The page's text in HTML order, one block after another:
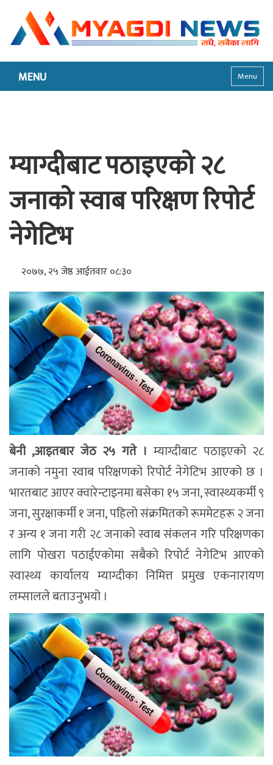
MENU Menu
म्याग्दीबाट पठाइएको २८
जनाको स्वाब परिक्षण रिपोर्ट
नेगेटिभ
२०७७, २५ जेष्ठ आईतवार ०८:३०
बेनी ,आइतबार जेठ २५ गते । म्याग्दीबाट पठाइएको २८
जनाको नमुना स्वाब परिक्षणको रिपोर्ट नेगेटिभ आएको छ ।
भारतबाट आएर क्वारेन्टाइनमा बसेका १५ जना, स्वास्थ्यकर्मी ९
जना, सुरक्षाकर्मी १ जना, पहिलो संक्रमितको रूममेटहरू २ जना
र अन्य १ जना गरी २८ जनाको स्वाब संंकलन गरि परिक्षणका
लागि पोखरा पठाईएकोमा सबैको रिपोर्ट नेगेटिभ आएको
स्वास्थ्य कार्यालय म्याग्दीका निमित्त प्रमुख एकनारायण
लम्सालले बताउनुभयो ।